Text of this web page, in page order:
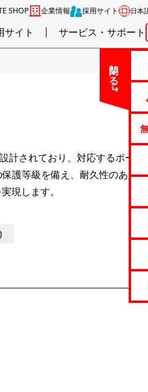
SHOP 企業情報 採用サイト 日本
サイト サービス・サポート
閉じる
計されており、対応するポール
護等級を備え、耐久性のある
現します。